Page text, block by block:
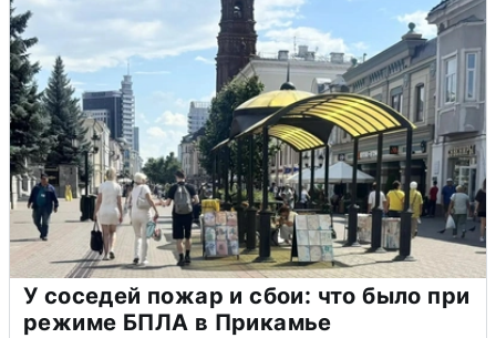
У соседей пожар и сбои: что было при
режиме БПЛА в Прикамье